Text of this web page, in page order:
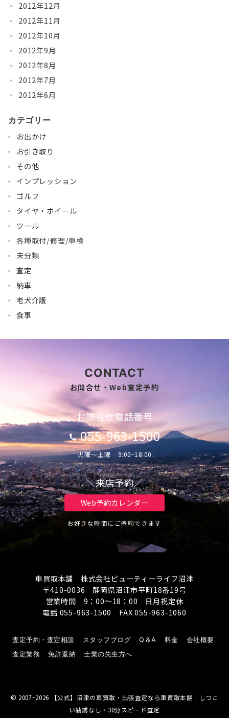
2012年12月
2012年11月
2012年10月
2012年9月
2012年8月
2012年7月
2012年6月
カテゴリー
お出かけ
お引き取り
その他
インプレッション
ゴルフ
タイヤ・ホイール
ツール
各種取付/修理/車検
未分類
査定
納車
老犬介護
食事
CONTACT
お問合せ・Web査定予約
お問合せ電話番号
055-963-1500
火曜～土曜 9:00~18:00
＼来店予約／
Web予約カレンダー
お好きな時間にご予約できます
車買取本舗 株式会社ビューティーライフ沼津
〒410-0036 静岡県沼津市平町18番19号
営業時間 9：00～18：00 日月祝定休
電話 055-963-1500 FAX 055-963-1060
査定予約・査定相談 スタッフブログ Q＆A 料金
会社概要
査定業務
免許返納 士業の先生方へ
© 2007−2026
【公式】沼津の車買取・出張査定なら車買取本舗｜しつこ
い勧誘なし・30分スピード査定